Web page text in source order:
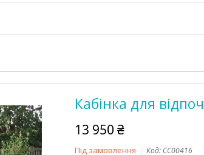
Кабінка для
13 950 ₴
Під замовлення Код: CC00416